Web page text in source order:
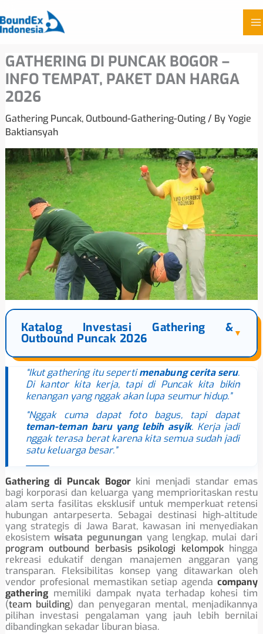
Skip
to
content
GATHERING DI PUNCAK BOGOR –
INFO TEMPAT, PAKET DAN HARGA
2026
Gathering Puncak, Outbound-Gathering-Outing/ ByYogie
Baktiansyah
Katalog Investasi Gathering &
Outbound Puncak 2026
”
“Ikut gathering itu sepertimenabung cerita seru.
Di kantor kita kerja, tapi di Puncak kita bikin
kenangan yang nggak akan lupa seumur hidup.”
“Nggak cuma dapat foto bagus, tapi dapat
teman-teman baru yang lebih asyik. Kerja jadi
nggak terasa berat karena kita semua sudah jadi
satu keluarga besar.”
Gathering di Puncak Bogorkini menjadi standar emas
bagi korporasi dan keluarga yang memprioritaskan restu
alam serta fasilitas eksklusif untuk memperkuat retensi
hubungan antarpeserta. Sebagai destinasi high-altitude
yang strategis di Jawa Barat, kawasan ini menyediakan
ekosistem wisata pegunungan yang lengkap, mulai dari
program outbound berbasis psikologi kelompokhingga
rekreasi edukatif dengan manajemen anggaran yang
transparan. Fleksibilitas konsep yang ditawarkan oleh
vendor profesional memastikan setiap agendacompany
gatheringmemiliki dampak nyata terhadap kohesi tim
(team building) dan penyegaran mental, menjadikannya
pilihan investasi pengalaman yang jauh lebih bernilai
dibandingkan sekadar liburan biasa.